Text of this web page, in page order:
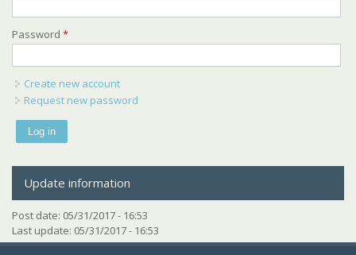
Password *
Create new account
Request new password
Update information
Post date: 05/31/2017 - 16:53
Last update: 05/31/2017 - 16:53